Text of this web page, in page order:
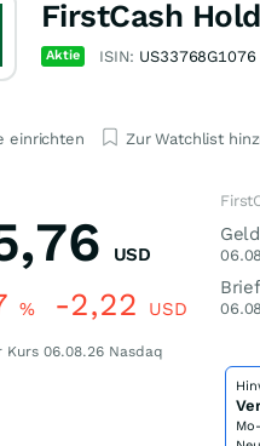
FirstCash
Aktie ISIN: US33768G1076
einrichten Zur Watchlist
USD
% -2,22 USD
Kurs 06.08.26 Nasdaq